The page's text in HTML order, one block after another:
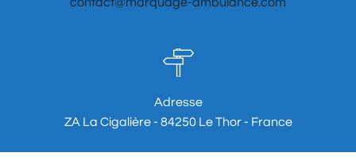
Adresse
ZA La Cigalière - 84250 Le Thor - France